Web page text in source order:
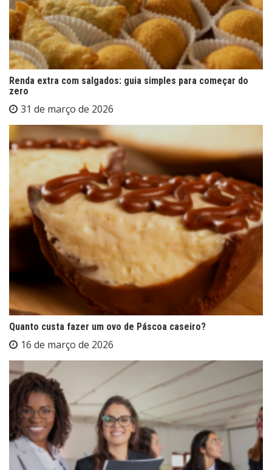
Renda extra com salgados: guia simples para começar do
zero
31 de março de 2026
Quanto custa fazer um ovo de Páscoa caseiro?
16 de março de 2026